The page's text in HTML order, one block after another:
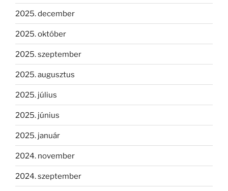
2025. december
2025. október
2025. szeptember
2025. augusztus
2025. július
2025. június
2025. január
2024. november
2024. szeptember